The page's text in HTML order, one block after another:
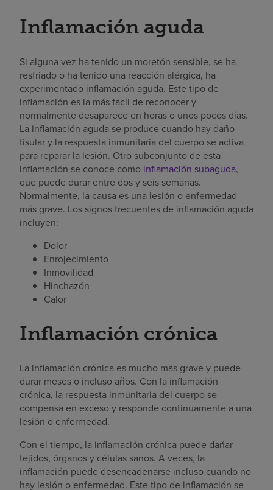
Inflamación aguda
Si alguna vez ha tenido un moretón sensible, se ha
resfriado o ha tenido una reacción alérgica, ha
experimentado inflamación aguda. Este tipo de
inflamación es la más fácil de reconocer y
normalmente desaparece en horas o unos pocos días.
La inflamación aguda se produce cuando hay daño
tisular y la respuesta inmunitaria del cuerpo se activa
para reparar la lesión. Otro subconjunto de esta
inflamación se conoce como inflamación subaguda,
que puede durar entre dos y seis semanas.
Normalmente, la causa es una lesión o enfermedad
más grave. Los signos frecuentes de inflamación aguda
incluyen:
Dolor
Enrojecimiento
Inmovilidad
Hinchazón
Calor
Inflamación crónica
La inflamación crónica es mucho más grave y puede
durar meses o incluso años. Con la inflamación
crónica, la respuesta inmunitaria del cuerpo se
compensa en exceso y responde continuamente a una
lesión o enfermedad.
Con el tiempo, la inflamación crónica puede dañar
tejidos, órganos y células sanos. A veces, la
inflamación puede desencadenarse incluso cuando no
hay lesión o enfermedad. Este tipo de inflamación se